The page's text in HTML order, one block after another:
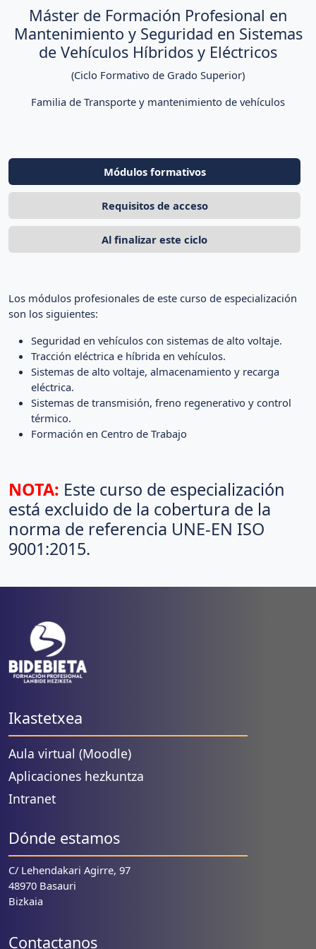
Máster de Formación Profesional en
Mantenimiento y Seguridad en Sistemas
de Vehículos Híbridos y Eléctricos
(Ciclo Formativo de Grado Superior)
Familia de Transporte y mantenimiento de vehículos
Módulos formativos
Requisitos de acceso
Al finalizar este ciclo
Los módulos profesionales de este curso de especialización
son los siguientes:
Seguridad en vehículos con sistemas de alto voltaje.
Tracción eléctrica e híbrida en vehículos.
Sistemas de alto voltaje, almacenamiento y recarga
eléctrica.
Sistemas de transmisión, freno regenerativo y control
térmico.
Formación en Centro de Trabajo
NOTA: Este curso de especialización
está excluido de la cobertura de la
norma de referencia UNE-EN ISO
9001:2015.
Ikastetxea
Aula virtual (Moodle)
Aplicaciones hezkuntza
Intranet
Dónde estamos
C/ Lehendakari Agirre, 97
48970 Basauri
Bizkaia
Contactanos